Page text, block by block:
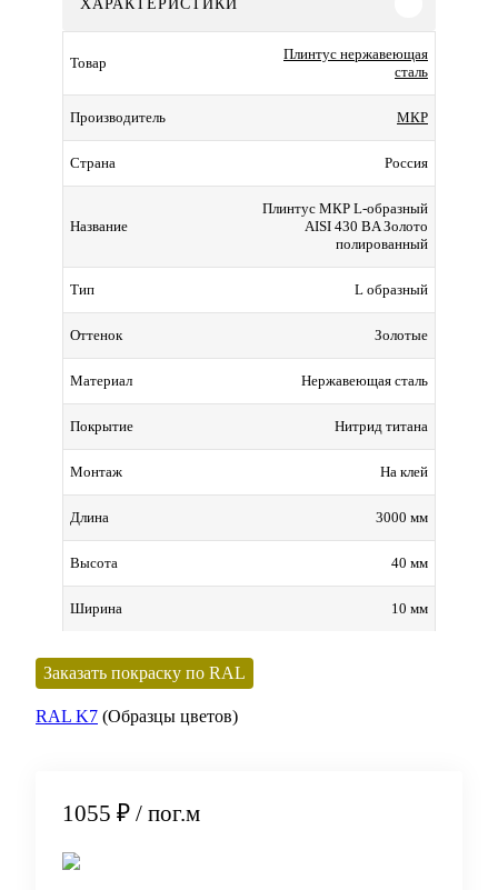
ХАРАКТЕРИСТИКИ
Товар
Плинтус нержавеющая
сталь
Производитель МКР
Страна Россия
Название
Плинтус МКР L-образный
AISI 430 BA Золото
полированный
Тип L образный
Оттенок Золотые
Материал Нержавеющая сталь
Покрытие Нитрид титана
Монтаж На клей
Длина 3000 мм
Высота 40 мм
Ширина 10 мм
Заказать покраску по RAL
RAL K7 (Образцы цветов)
1055 ₽ / пог.м